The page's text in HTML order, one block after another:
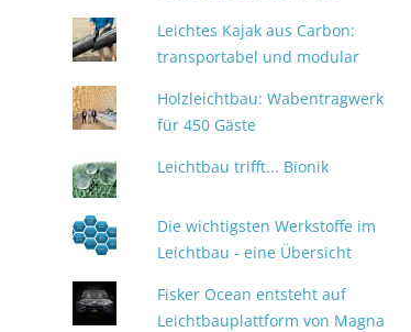
Leichtes Kajak aus Carbon:
transportabel und modular
Holzleichtbau: Wabentragwerk
für 450 Gäste
Leichtbau trifft... Bionik
Die wichtigsten Werkstoffe im
Leichtbau - eine Übersicht
Fisker Ocean entsteht auf
Leichtbauplattform von Magna